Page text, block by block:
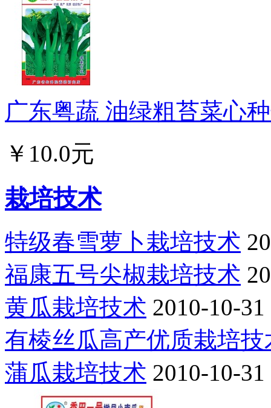
广东粤蔬 油绿粗苔菜心
￥10.0元
栽培技术
特级春雪萝卜栽培技术
福康五号尖椒栽培技术
黄瓜栽培技术 2010-10-31
有棱丝瓜高产优质栽培技
蒲瓜栽培技术 2010-10-31